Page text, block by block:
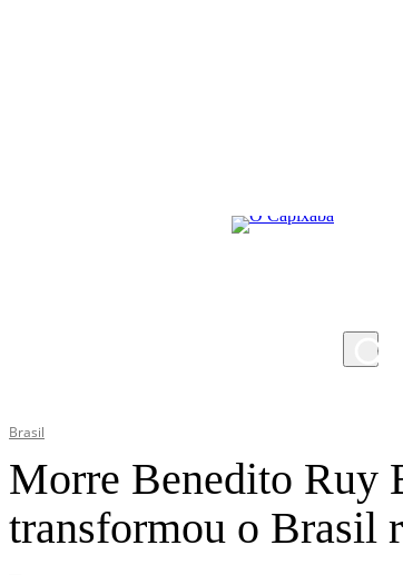
Brasil
Morre Benedito Ruy
transformou o Brasil